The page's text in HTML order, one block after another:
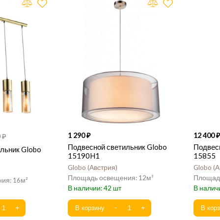
Globo
16
1 290
Подвесной светильник Globo
15190H1
Globo Австрия
12
42
12 400
15855
Globo